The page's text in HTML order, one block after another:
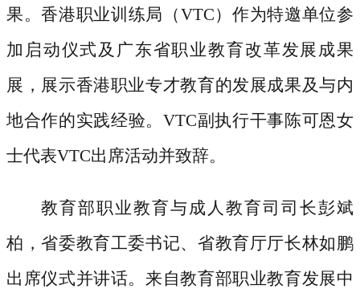
果。香港职业训练局（VTC）作为特邀单位参
加启动仪式及广东省职业教育改革发展成果
展，展示香港职业专才教育的发展成果及与内
地合作的实践经验。VTC副执行干事陈可恩女
士代表VTC出席活动并致辞。
教育部职业教育与成人教育司司长彭斌
柏，省委教育工委书记、省教育厅厅长林如鹏
出席仪式并讲话。来自教育部职业教育发展中